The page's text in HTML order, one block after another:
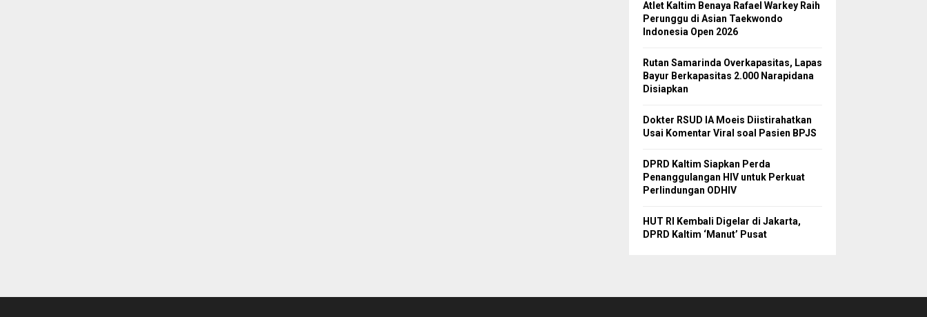
Atlet Kaltim Benaya Rafael Warkey Raih
Perunggu di Asian Taekwondo
Indonesia Open 2026
Rutan Samarinda Overkapasitas, Lapas
Bayur Berkapasitas 2.000 Narapidana
Disiapkan
Dokter RSUD IA Moeis Diistirahatkan
Usai Komentar Viral soal Pasien BPJS
DPRD Kaltim Siapkan Perda
Penanggulangan HIV untuk Perkuat
Perlindungan ODHIV
HUT RI Kembali Digelar di Jakarta,
DPRD Kaltim ‘Manut’ Pusat